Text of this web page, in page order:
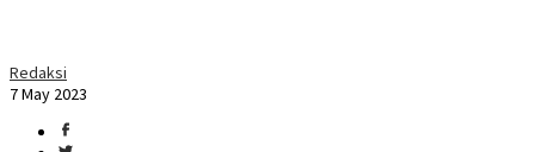
Redaksi
7 May 2023